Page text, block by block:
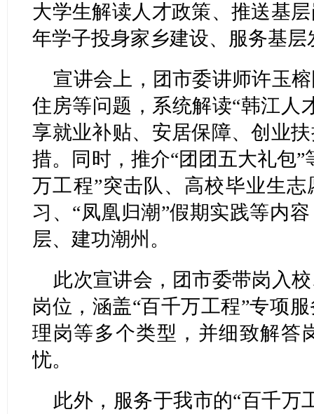
大学生解读人才政策、推送基
年学子投身家乡建设、服务基
宣讲会上，团市委讲师许玉
住房等问题，系统解读“韩江人
享就业补贴、安居保障、创业
措。同时，推介“团团五大礼包
万工程”突击队、高校毕业生
习、“凤凰归潮”假期实践等内
层、建功潮州。
此次宣讲会，团市委带岗入
岗位，涵盖“百千万工程”专项
理岗等多个类型，并细致解答
忧。
此外，服务于我市的“百千万